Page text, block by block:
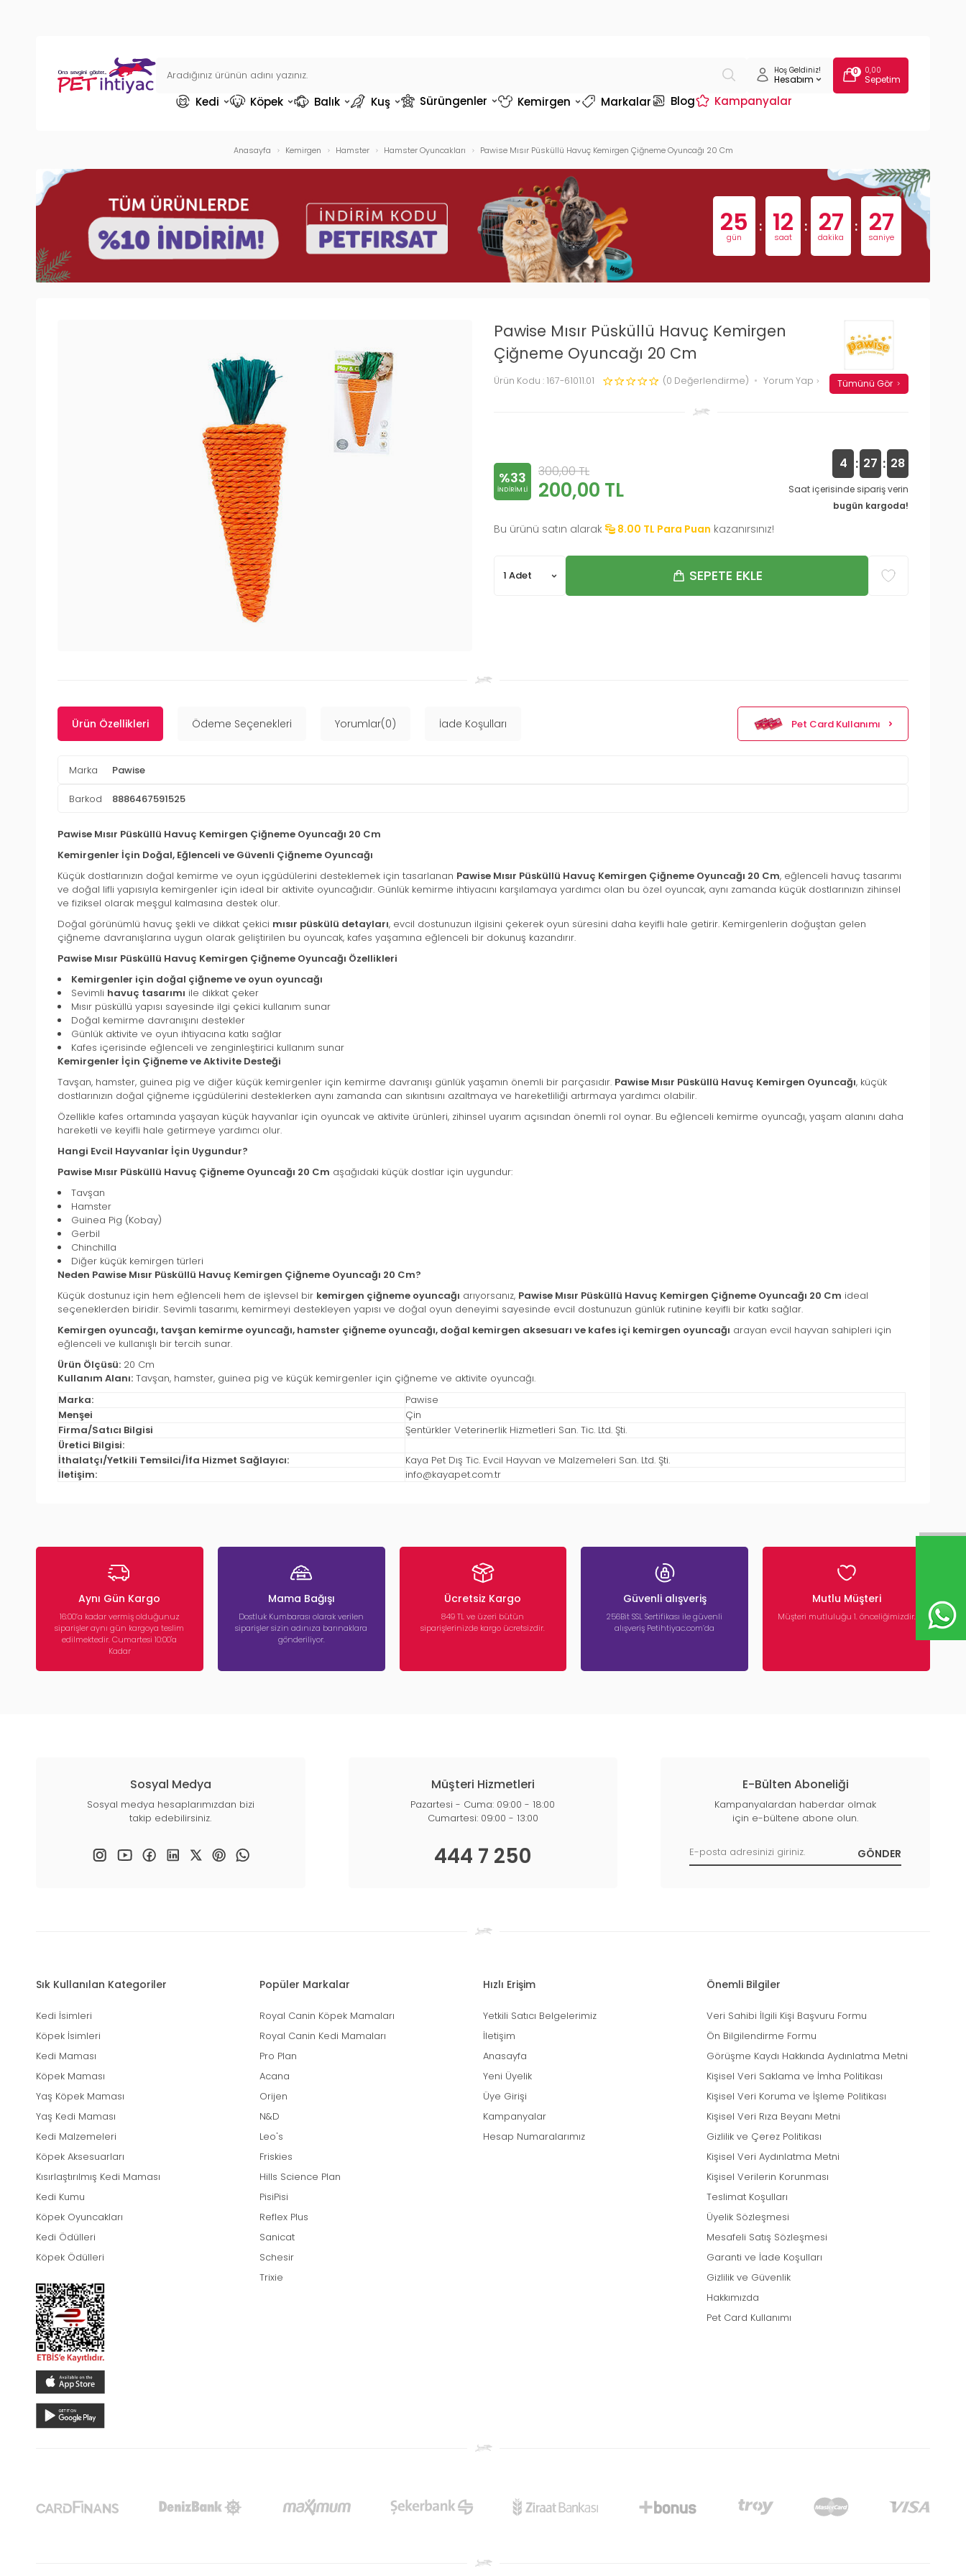
Hoş Geldiniz!
Hesabım
0 0,00
Sepetim
Kedi Köpek Balık Kuş Sürüngenler Kemirgen Markalar Blog Kampanyalar
Anasayfa Kemirgen Hamster Hamster Oyuncakları Pawise Mısır Püsküllü Havuç Kemirgen Çiğneme Oyuncağı 20 Cm
25
gün
: 12
saat
: 27
dakika
: 26
saniye
Pawise Mısır Püsküllü Havuç Kemirgen
Çiğneme Oyuncağı 20 Cm
Ürün Kodu : 167-61011.01 (0 Değerlendirme) Yorum Yap Tümünü Gör
%33
INDIRIMLI
300,00TL
200,00 TL
4 : 27 : 27
Saat içerisinde sipariş verin
bugün kargoda!
Bu ürünü satın alarak 8.00 TL Para Puan kazanırsınız!
SEPETE EKLE
Ürün Özellikleri Ödeme Seçenekleri Yorumlar(0) İade Koşulları Pet Card Kullanımı
Marka Pawise
Barkod 8886467591525
Pawise Mısır Püsküllü Havuç Kemirgen Çiğneme Oyuncağı 20 Cm
Kemirgenler İçin Doğal, Eğlenceli ve Güvenli Çiğneme Oyuncağı
Küçük dostlarınızın doğal kemirme ve oyun içgüdülerini desteklemek için tasarlanan Pawise Mısır Püsküllü Havuç Kemirgen Çiğneme Oyuncağı 20 Cm, eğlenceli havuç tasarımı
ve doğal lifli yapısıyla kemirgenler için ideal bir aktivite oyuncağıdır. Günlük kemirme ihtiyacını karşılamaya yardımcı olan bu özel oyuncak, aynı zamanda küçük dostlarınızın zihinsel
ve fiziksel olarak meşgul kalmasına destek olur.
Doğal görünümlü havuç şekli ve dikkat çekici mısır püskülü detayları, evcil dostunuzun ilgisini çekerek oyun süresini daha keyifli hale getirir. Kemirgenlerin doğuştan gelen
çiğneme davranışlarına uygun olarak geliştirilen bu oyuncak, kafes yaşamına eğlenceli bir dokunuş kazandırır.
Pawise Mısır Püsküllü Havuç Kemirgen Çiğneme Oyuncağı Özellikleri
Kemirgenler için doğal çiğneme ve oyun oyuncağı
Sevimli havuç tasarımı ile dikkat çeker
Mısır püsküllü yapısı sayesinde ilgi çekici kullanım sunar
Doğal kemirme davranışını destekler
Günlük aktivite ve oyun ihtiyacına katkı sağlar
Kafes içerisinde eğlenceli ve zenginleştirici kullanım sunar
Kemirgenler İçin Çiğneme ve Aktivite Desteği
Tavşan, hamster, guinea pig ve diğer küçük kemirgenler için kemirme davranışı günlük yaşamın önemli bir parçasıdır. Pawise Mısır Püsküllü Havuç Kemirgen Oyuncağı, küçük
dostlarınızın doğal çiğneme içgüdülerini desteklerken aynı zamanda can sıkıntısını azaltmaya ve hareketliliği artırmaya yardımcı olabilir.
Özellikle kafes ortamında yaşayan küçük hayvanlar için oyuncak ve aktivite ürünleri, zihinsel uyarım açısından önemli rol oynar. Bu eğlenceli kemirme oyuncağı, yaşam alanını daha
hareketli ve keyifli hale getirmeye yardımcı olur.
Hangi Evcil Hayvanlar İçin Uygundur?
Pawise Mısır Püsküllü Havuç Çiğneme Oyuncağı 20 Cm aşağıdaki küçük dostlar için uygundur:
Tavşan
Hamster
Guinea Pig (Kobay)
Gerbil
Chinchilla
Diğer küçük kemirgen türleri
Neden Pawise Mısır Püsküllü Havuç Kemirgen Çiğneme Oyuncağı 20 Cm?
Küçük dostunuz için hem eğlenceli hem de işlevsel bir kemirgen çiğneme oyuncağı arıyorsanız, Pawise Mısır Püsküllü Havuç Kemirgen Çiğneme Oyuncağı 20 Cm ideal
seçeneklerden biridir. Sevimli tasarımı, kemirmeyi destekleyen yapısı ve doğal oyun deneyimi sayesinde evcil dostunuzun günlük rutinine keyifli bir katkı sağlar.
Kemirgen oyuncağı, tavşan kemirme oyuncağı, hamster çiğneme oyuncağı, doğal kemirgen aksesuarı ve kafes içi kemirgen oyuncağı arayan evcil hayvan sahipleri için
eğlenceli ve kullanışlı bir tercih sunar.
Ürün Ölçüsü: 20 Cm
Kullanım Alanı: Tavşan, hamster, guinea pig ve küçük kemirgenler için çiğneme ve aktivite oyuncağı.
Marka:
Pawise
Menşei
Çin
Firma/Satıcı Bilgisi
Şentürkler Veterinerlik Hizmetleri San. Tic. Ltd. Şti.
Üretici Bilgisi:
İthalatçı/Yetkili Temsilci/İfa Hizmet Sağlayıcı:
Kaya Pet Dış Tic. Evcil Hayvan ve Malzemeleri San. Ltd. Şti.
İletişim:
info@kayapet.com.tr
Aynı Gün Kargo
16:00’a kadar vermiş olduğunuz
siparişler aynı gün kargoya teslim
edilmektedir. Cumartesi 10:00'a
Kadar
Mama Bağışı
Dostluk Kumbarası olarak verilen
siparişler sizin adınıza barınaklara
gönderiliyor.
Ücretsiz Kargo
849 TL ve üzeri bütün
siparişlerinizde kargo ücretsizdir.
Güvenli alışveriş
256Bit SSL Sertifikası ile güvenli
alışveriş Petihtiyac.com’da
Mutlu Müşteri
Müşteri mutluluğu 1. önceliğimizdir.
Sosyal Medya
Sosyal medya hesaplarımızdan bizi
takip edebilirsiniz.
Müşteri Hizmetleri
Pazartesi - Cuma: 09:00 - 18:00
Cumartesi: 09:00 - 13:00
444 7 250
E-Bülten Aboneliği
Kampanyalardan haberdar olmak
için e-bültene abone olun.
Sık Kullanılan Kategoriler
Kedi İsimleri
Köpek İsimleri
Kedi Maması
Köpek Maması
Yaş Köpek Maması
Yaş Kedi Maması
Kedi Malzemeleri
Köpek Aksesuarları
Kısırlaştırılmış Kedi Maması
Kedi Kumu
Köpek Oyuncakları
Kedi Ödülleri
Köpek Ödülleri
Popüler Markalar
Royal Canin Köpek Mamaları
Royal Canin Kedi Mamaları
Pro Plan
Acana
Orijen
N&D
Leo's
Friskies
Hills Science Plan
PisiPisi
Reflex Plus
Sanicat
Schesir
Trixie
Hızlı Erişim
Yetkili Satıcı Belgelerimiz
İletişim
Anasayfa
Yeni Üyelik
Üye Girişi
Kampanyalar
Hesap Numaralarımız
Önemli Bilgiler
Veri Sahibi İlgili Kişi Başvuru Formu
Ön Bilgilendirme Formu
Görüşme Kaydı Hakkında Aydınlatma Metni
Kişisel Veri Saklama ve İmha Politikası
Kişisel Veri Koruma ve İşleme Politikası
Kişisel Veri Rıza Beyanı Metni
Gizlilik ve Çerez Politikası
Kişisel Veri Aydınlatma Metni
Kişisel Verilerin Korunması
Teslimat Koşulları
Üyelik Sözleşmesi
Mesafeli Satış Sözleşmesi
Garanti ve İade Koşulları
Gizlilik ve Güvenlik
Hakkımızda
Pet Card Kullanımı